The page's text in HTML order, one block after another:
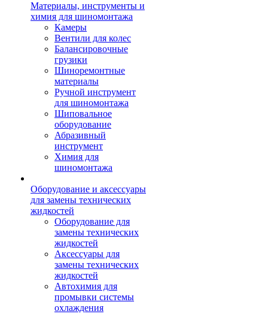
Материалы, инструменты и
химия для шиномонтажа
Камеры
Вентили для колес
Балансировочные
грузики
Шиноремонтные
материалы
Ручной инструмент
для шиномонтажа
Шиповальное
оборудование
Абразивный
инструмент
Химия для
шиномонтажа
Оборудование и аксессуары
для замены технических
жидкостей
Оборудование для
замены технических
жидкостей
Аксессуары для
замены технических
жидкостей
Автохимия для
промывки системы
охлаждения